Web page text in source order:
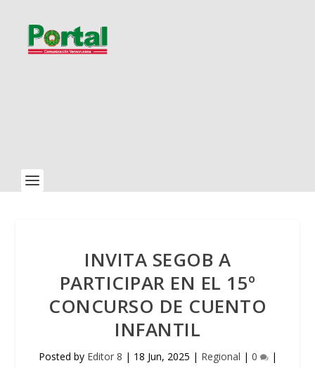
INVITA SEGOB A
PARTICIPAR EN EL 15º
CONCURSO DE CUENTO
INFANTIL
Posted by Editor 8 | 18 Jun, 2025 | Regional | 0 |